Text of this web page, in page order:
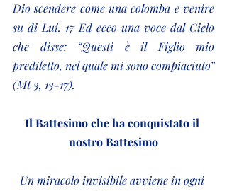
Dio scendere come una colomba e venire
su di Lui. 17 Ed ecco una voce dal Cielo
che disse: “Questi è il Figlio mio
prediletto, nel quale mi sono compiaciuto”
(Mt 3, 13-17).
Il Battesimo che ha conquistato il
nostro Battesimo
Un miracolo invisibile avviene in ogni